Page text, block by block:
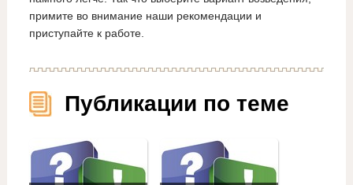
примите во внимание наши рекомендации и
приступайте к работе.
Публикации по теме